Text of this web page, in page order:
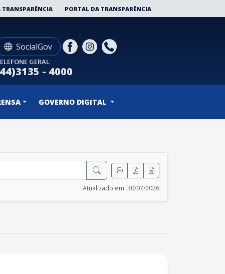
TRANSPARÊNCIA PORTAL DA TRANSPARÊNCIA
SocialGov
GERAL
- 4000
GOVERNO DIGITAL
Atualizado em: 30/07/2026